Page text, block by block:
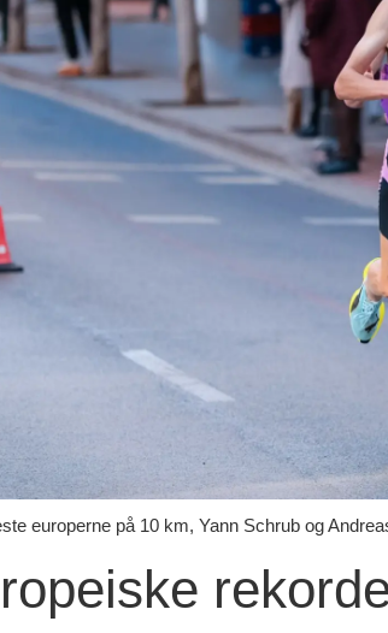
europerne på 10 km, Yann Schrub og